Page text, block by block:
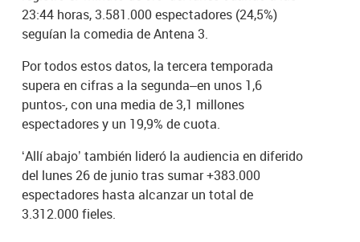
23:44 horas, 3.581.000 espectadores (24,5%)
seguían la comedia de Antena 3.
Por todos estos datos, la tercera temporada
supera en cifras a la segunda–en unos 1,6
puntos-, con una media de 3,1 millones
espectadores y un 19,9% de cuota.
‘Allí abajo’ también lideró la audiencia en diferido
del lunes 26 de junio tras sumar +383.000
espectadores hasta alcanzar un total de
3.312.000 fieles.